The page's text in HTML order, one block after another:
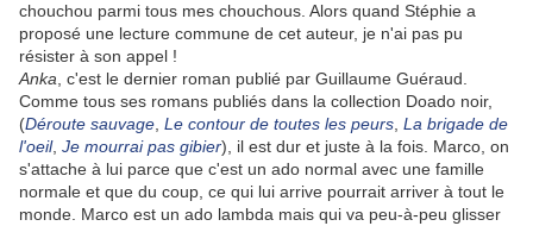
chouchou parmi tous mes chouchous. Alors quand Stéphie a
proposé une lecture commune de cet auteur, je n'ai pas pu
résister à son appel !
Anka , c'est le dernier roman publié par Guillaume Guéraud.
Comme tous ses romans publiés dans la collection Doado noir,
(Déroute sauvage Le contour de toutes les peurs La brigade de
l'oeil, Je mourrai pas gibier), il est dur et juste à la fois. Marco, on
s'attache à lui parce que c'est un ado normal avec une famille
normale et que du coup, ce qui lui arrive pourrait arriver à tout le
monde. Marco est un ado lambda mais qui va peu-à-peu glisser